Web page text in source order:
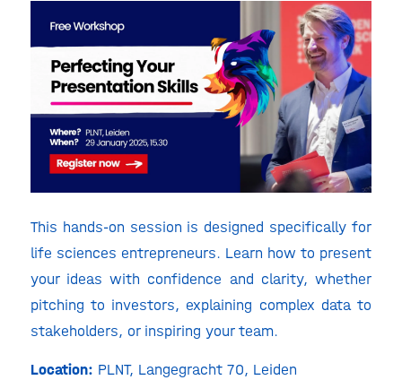
This hands-on session is designed specifically for
life sciences entrepreneurs. Learn how to present
your ideas with confidence and clarity, whether
pitching to investors, explaining complex data to
stakeholders, or inspiring your team.
Location: PLNT, Langegracht 70, Leiden